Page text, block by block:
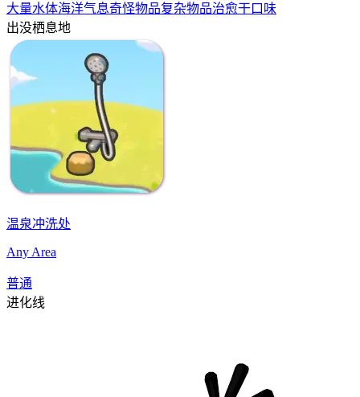
大量水体海洋气息奇怪物品复杂物品治愈干口味
出没栖息地
温泉冲洗处
Any Area
普通
进化线